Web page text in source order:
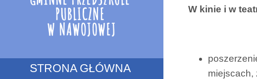
STRONA GŁÓWNA
W kinie i w
miejscach,